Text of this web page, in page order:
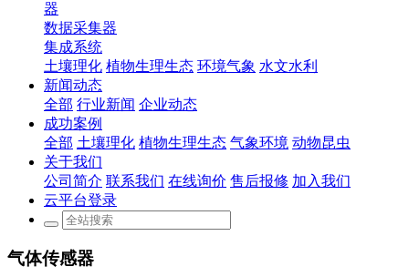
器
数据采集器
集成系统
土壤理化 植物生理生态 环境气象 水文水利
新闻动态
全部 行业新闻 企业动态
成功案例
全部 土壤理化 植物生理生态 气象环境 动物昆虫
关于我们
公司简介 联系我们 在线询价 售后报修 加入我们
云平台登录
气体传感器